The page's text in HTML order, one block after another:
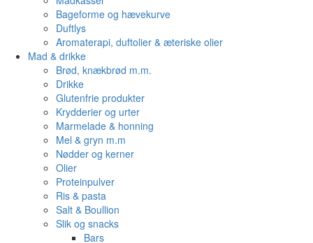
Bageforme og hævekurve
Duftlys
Aromaterapi, duftolier & æteriske olier
Mad & drikke
Brød, knækbrød m.m.
Drikke
Glutenfrie produkter
Krydderier og urter
Marmelade & honning
Mel & gryn m.m
Nødder og kerner
Olier
Proteinpulver
Ris & pasta
Salt & Boullion
Slik og snacks
Bars